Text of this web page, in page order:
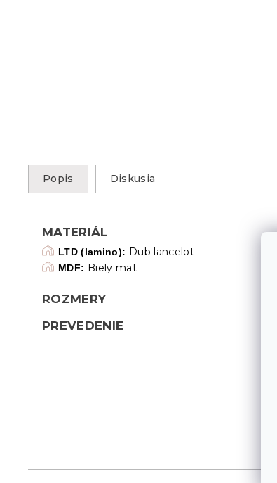
Popis Diskusia
MATERIÁL
LTD (lamino): Dub lancelot
MDF: Biely mat
ROZMERY
PREVEDENIE